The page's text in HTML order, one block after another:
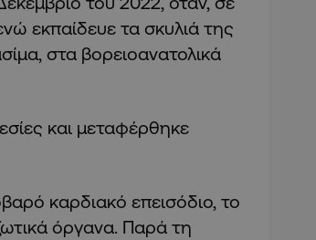
εκπαίδευε τα σκυλιά της
στα βορειοανατολικά
και μεταφέρθηκε
καρδιακό επεισόδιο, το
όργανα. Παρά τη